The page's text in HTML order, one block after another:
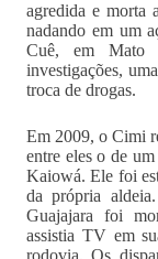
agredida e morta
nadando em um
Cuê, em Mato
investigações,
troca de drogas.
Em 2009, o Cimi
entre eles o de
Kaiowá. Ele foi
da própria
Guajajara foi
assistia TV em
rodovia. Os